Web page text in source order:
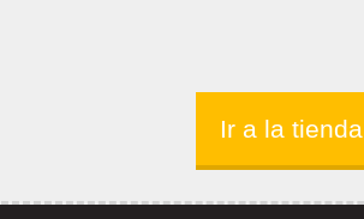
Ir a la tienda